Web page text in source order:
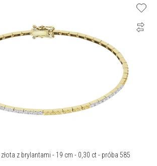
Bransoletka z żółtego złota z brylantami - 19 cm - 0,30 ct - próba 585